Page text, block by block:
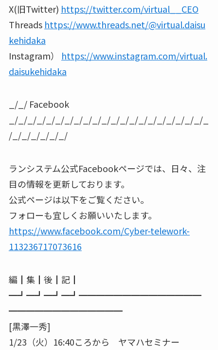
X(旧Twitter) https://twitter.com/virtual__CEO
Threads https://www.threads.net/@virtual.daisu
kehidaka
Instagram） https://www.instagram.com/virtual.
daisukehidaka
_/_/ Facebook
_/_/_/_/_/_/_/_/_/_/_/_/_/_/_/_/_/_/_/_/_/_
/_/_/_/_/_/_/
ランシステム公式Facebookページでは、日々、注
目の情報を更新しております。
公式ページは以下をご覧ください。
フォローも宜しくお願いいたします。
https://www.facebook.com/Cyber-telework-
113236717073616
編┃集┃後┃記┃
━┛━┛━┛━┛━━━━━━━━━━━━━━
━━━━━━━━━━━━━
[黒澤一秀]
1/23（火）16:40ころから ヤマハセミナー